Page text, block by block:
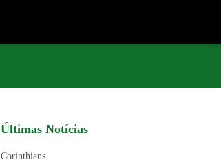
Últimas Notícias
Corinthians